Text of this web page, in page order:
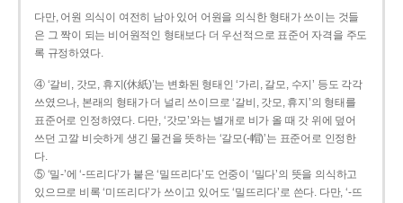
다만, 어원 의식이 여전히 남아 있어 어원을 의식한 형태가 쓰이는 것들
은 그 짝이 되는 비어원적인 형태보다 더 우선적으로 표준어 자격을 주도
록 규정하였다.
④ ‘갈비, 갓모, 휴지(休紙)’는 변화된 형태인 ‘가리, 갈모, 수지’ 등도 각각
쓰였으나, 본래의 형태가 더 널리 쓰이므로 ‘갈비, 갓모, 휴지’의 형태를
표준어로 인정하였다. 다만, ‘갓모’와는 별개로 비가 올 때 갓 위에 덮어
쓰던 고깔 비슷하게 생긴 물건을 뜻하는 ‘갈모(-帽)’는 표준어로 인정한
다.
⑤ ‘밀-’에 ‘-뜨리다’가 붙은 ‘밀뜨리다’도 언중이 ‘밀다’의 뜻을 의식하고
있으므로 비록 ‘미뜨리다’가 쓰이고 있어도 ‘밀뜨리다’로 쓴다. 다만, ‘-뜨